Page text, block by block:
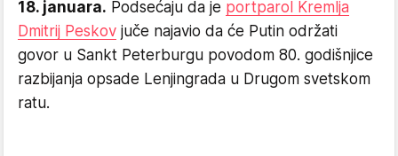
18. januara. Podsećaju da je portparol Kremlja
Dmitrij Peskov juče najavio da će Putin održati
govor u Sankt Peterburgu povodom 80. godišnjice
razbijanja opsade Lenjingrada u Drugom svetskom
ratu.